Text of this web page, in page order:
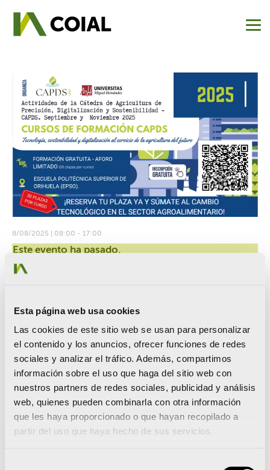
Esta página web usa cookies
Las cookies de este sitio web se usan para personalizar
el contenido y los anuncios, ofrecer funciones de redes
sociales y analizar el tráfico. Además, compartimos
información sobre el uso que haga del sitio web con
nuestros partners de redes sociales, publicidad y análisis
web, quienes pueden combinarla con otra información
que les haya proporcionado o que hayan recopilado a
partir del uso que haya hecho de sus servicios.
8/08/2025 | 08:00 - 17:00
Este evento ha pasado.
CAPDS_ sept. y nov. 2025
[ssba-buttons]
Actividades de la Cátedra de Agricultura de
Precisión, Digitalización y Sostenibilidad – CAPDS.
Septiembre y Noviembre 2025